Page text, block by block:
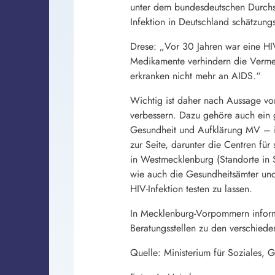
unter dem bundesdeutschen
Infektion in Deutschland
Drese: „Vor 30 Jahren war eine
Medikamente verhindern die
erkranken nicht mehr an AIDS.“
Wichtig ist daher nach Aussage
verbessern. Dazu gehöre auch
Gesundheit und Aufklärung MV –
zur Seite, darunter die Centren
in Westmecklenburg (Standorte
wie auch die Gesundheitsämter
HIV-Infektion testen zu lassen.
In Mecklenburg-Vorpommern
Beratungsstellen zu den
Quelle: Ministerium für Soziales,